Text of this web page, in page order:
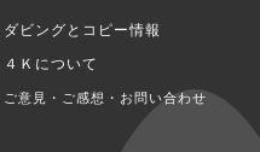
ダビングとコピー情報
４Ｋについて
ご意見・ご感想・お問い合わせ